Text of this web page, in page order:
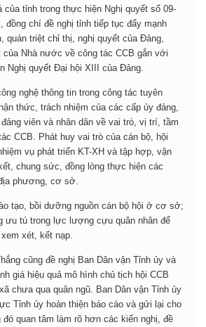
tỉnh trong thực hiện Nghị quyết số 09-
đồng chí đề nghị tỉnh tiếp tục đẩy mạnh
quán triệt chỉ thị, nghị quyết của Đảng,
của Nhà nước về công tác CCB gắn với
Nghị quyết Đại hội XIII của Đảng.
nghệ thông tin trong công tác tuyên
thức, trách nhiệm của các cấp ủy đảng,
viên và nhân dân về vai trò, vị trí, tầm
CCB. Phát huy vai trò của cán bộ, hội
vụ phát triển KT-XH và tập hợp, vận
chung sức, đồng lòng thực hiện các
phương, cơ sở.
tạo, bồi dưỡng nguồn cán bộ hội ở cơ sở;
ưu tú trong lực lượng cựu quân nhân để
xét, kết nạp.
cũng đề nghị Ban Dân vận Tỉnh ủy và
giá hiệu quả mô hình chủ tịch hội CCB
chưa qua quân ngũ. Ban Dân vận Tỉnh ủy
Tỉnh ủy hoàn thiện báo cáo và gửi lại cho
quan tâm làm rõ hơn các kiến nghị, đề